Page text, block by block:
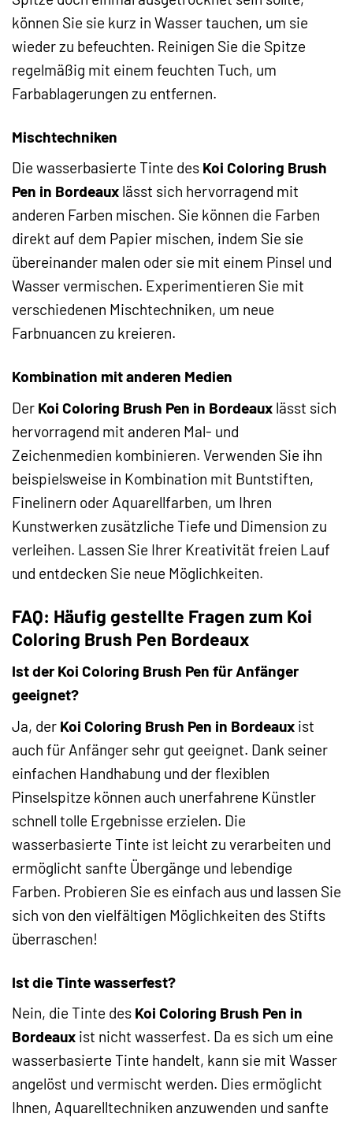
können Sie sie kurz in Wasser tauchen, um sie
wieder zu befeuchten. Reinigen Sie die Spitze
regelmäßig mit einem feuchten Tuch, um
Farbablagerungen zu entfernen.
Mischtechniken
Die wasserbasierte Tinte des Koi Coloring Brush
Pen in Bordeaux lässt sich hervorragend mit
anderen Farben mischen. Sie können die Farben
direkt auf dem Papier mischen, indem Sie sie
übereinander malen oder sie mit einem Pinsel und
Wasser vermischen. Experimentieren Sie mit
verschiedenen Mischtechniken, um neue
Farbnuancen zu kreieren.
Kombination mit anderen Medien
Der Koi Coloring Brush Pen in Bordeaux lässt sich
hervorragend mit anderen Mal- und
Zeichenmedien kombinieren. Verwenden Sie ihn
beispielsweise in Kombination mit Buntstiften,
Finelinern oder Aquarellfarben, um Ihren
Kunstwerken zusätzliche Tiefe und Dimension zu
verleihen. Lassen Sie Ihrer Kreativität freien Lauf
und entdecken Sie neue Möglichkeiten.
FAQ: Häufig gestellte Fragen zum Koi
Coloring Brush Pen Bordeaux
Ist der Koi Coloring Brush Pen für Anfänger
geeignet?
Ja, der Koi Coloring Brush Pen in Bordeaux ist
auch für Anfänger sehr gut geeignet. Dank seiner
einfachen Handhabung und der flexiblen
Pinselspitze können auch unerfahrene Künstler
schnell tolle Ergebnisse erzielen. Die
wasserbasierte Tinte ist leicht zu verarbeiten und
ermöglicht sanfte Übergänge und lebendige
Farben. Probieren Sie es einfach aus und lassen Sie
sich von den vielfältigen Möglichkeiten des Stifts
überraschen!
Ist die Tinte wasserfest?
Nein, die Tinte des Koi Coloring Brush Pen in
Bordeaux ist nicht wasserfest. Da es sich um eine
wasserbasierte Tinte handelt, kann sie mit Wasser
angelöst und vermischt werden. Dies ermöglicht
Ihnen, Aquarelltechniken anzuwenden und sanfte